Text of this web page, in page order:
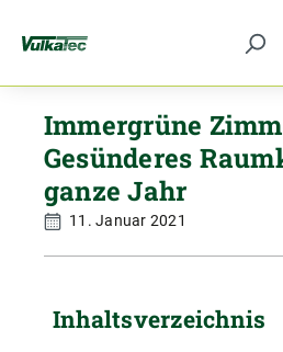
Immergrüne
Gesünderes
ganze Jahr
11. Januar 2021
Inhaltsverzeichnis